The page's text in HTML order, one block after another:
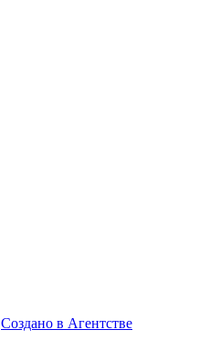
Создано в Агентстве